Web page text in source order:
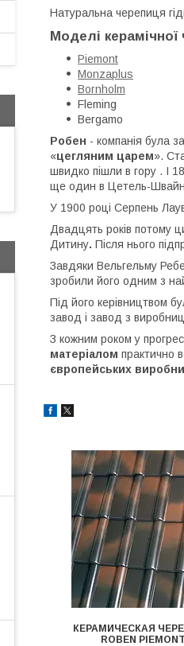
Натуральна черепиця
Моделі
Piemont
Monzaplus
Bornholm
Fleming
Bergamo
Робен - компанія була
«цегляним царем».
швидко пішли в гору . І
ще один в Цетель-
У 1900 році Серпень
Двадцять років потому
Дитину. Після нього
Завдяки Вельгельму
зробили його одним з
Під його керівництвом
завод і завод з
З кожним роком у
матеріалом практично
європейських
КЕРАМИЧЕСКАЯ
ROBEN PIEMONT